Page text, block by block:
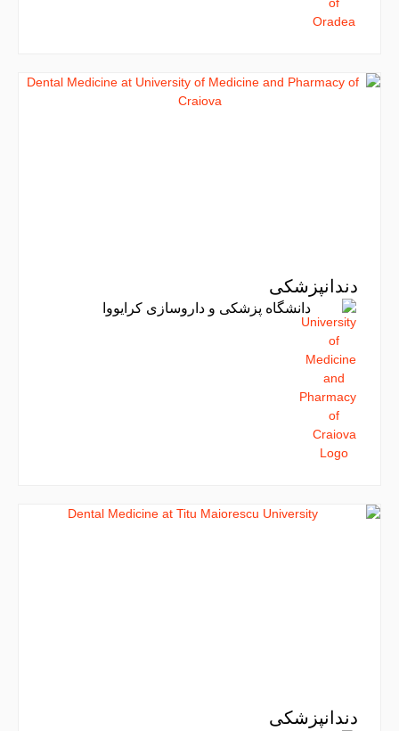
دندانپزشکی
دانشگاه پزشکی و داروسازی کرایووا
دندانپزشکی